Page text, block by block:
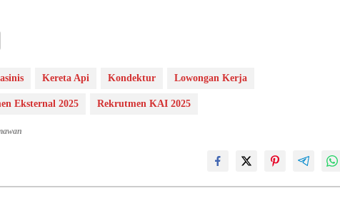
Kereta Api Kondektur Lowongan Kerja
Eksternal 2025 Rekrutmen KAI 2025